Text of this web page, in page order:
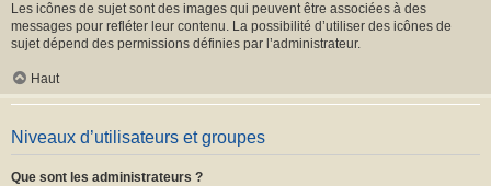
Les icônes de sujet sont des images qui peuvent être associées à des
messages pour refléter leur contenu. La possibilité d’utiliser des icônes de
sujet dépend des permissions définies par l’administrateur.
Haut
Niveaux d’utilisateurs et groupes
Que sont les administrateurs ?